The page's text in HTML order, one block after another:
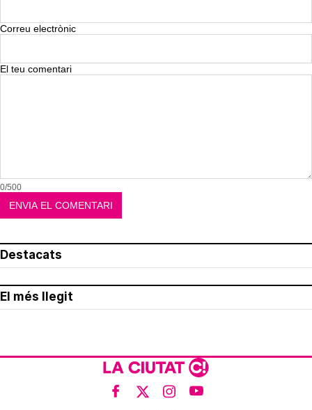
Correu electrònic
El teu comentari
0/500
Destacats
El més llegit